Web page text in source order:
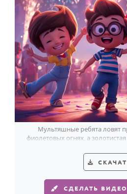
Мультяшные ребята ловят
фиолетовых огнях, а
СДЕЛАТЬ